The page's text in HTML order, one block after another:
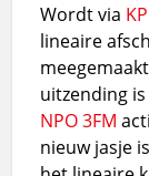
Wordt via
lineaire
uitzending
NPO 3FM
nieuw jasje